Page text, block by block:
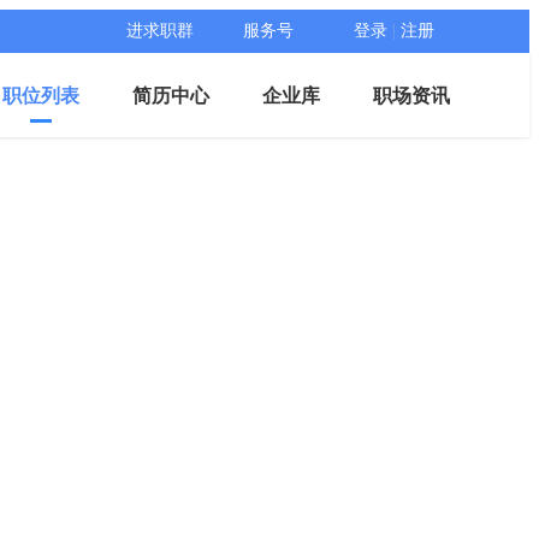
进求职群 服务号 登录 注册
职位列表 简历中心 企业库 职场资讯